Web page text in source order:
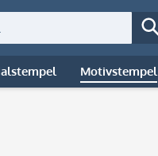
Motivstempel